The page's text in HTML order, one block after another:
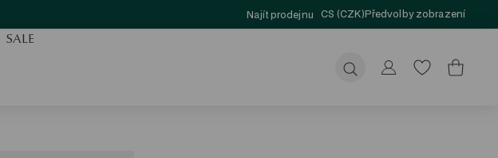
Najít prodejnu CS (CZK)Předvolby zobrazení
SALE
Odeslat